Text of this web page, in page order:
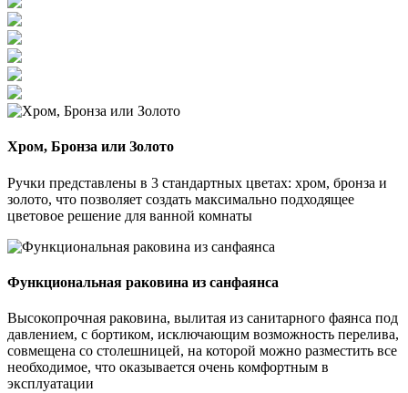
Хром, Бронза или Золото
Ручки представлены в 3 стандартных цветах: хром, бронза и
золото, что позволяет создать максимально подходящее
цветовое решение для ванной комнаты
Функциональная раковина из санфаянса
Высокопрочная раковина, вылитая из санитарного фаянса под
давлением, с бортиком, исключающим возможность перелива,
совмещена со столешницей, на которой можно разместить все
необходимое, что оказывается очень комфортным в
эксплуатации